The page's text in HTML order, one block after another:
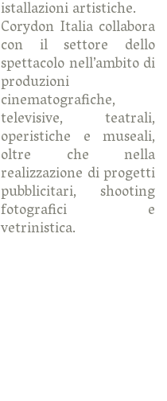
istallazioni artistiche.
Corydon Italia collabora
con il settore dello
spettacolo nell’ambito di
produzioni
cinematografiche,
televisive, teatrali,
operistiche e museali,
oltre che nella
realizzazione di progetti
pubblicitari, shooting
fotografici e
vetrinistica.